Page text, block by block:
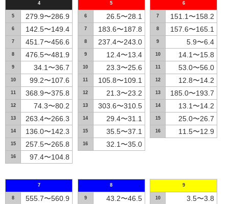
4
5 279.9〜286.9
6 142.5〜149.4
7 451.7〜456.6
8 476.5〜481.9
9 34.1〜36.7
10 99.2〜107.6
11 368.9〜375.8
12 74.3〜80.2
13 263.4〜266.3
14 136.0〜142.3
15 257.5〜265.8
16 97.4〜104.8
5
6 26.5〜28.1
7 183.6〜187.8
8 237.4〜243.0
9 12.4〜13.4
10 23.3〜25.6
11 105.8〜109.1
12 21.3〜23.2
13 303.6〜310.5
14 29.4〜31.1
15 35.5〜37.1
16 32.1〜35.0
6
7 151.1〜158.2
8 157.6〜165.1
9 5.9〜6.4
10 14.1〜15.8
11 53.0〜56.0
12 12.8〜14.2
13 185.0〜193.7
14 13.1〜14.2
15 25.0〜26.7
16 11.5〜12.9
7
8 555.7〜560.9
8
9 43.2〜46.5
9
10 3.5〜3.8